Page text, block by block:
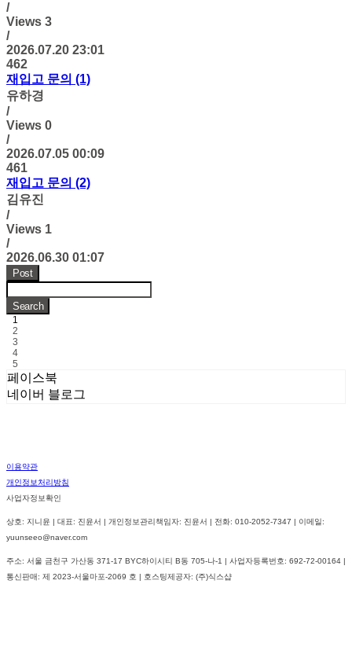
/
Views 3
/
2026.07.20 23:01
462
재입고 문의 (1)
유하경
/
Views 0
/
2026.07.05 00:09
461
재입고 문의 (2)
김유진
/
Views 1
/
2026.06.30 01:07
Post
Search
1
2
3
4
5
페이스북
네이버 블로그
이용약관
개인정보처리방침
사업자정보확인
상호: 지니윤 | 대표: 진윤서 | 개인정보관리책임자: 진윤서 | 전화: 010-2052-7347 | 이메일:
yuunseeo@naver.com
주소: 서울 금천구 가산동 371-17 BYC하이시티 B동 705-나-1 | 사업자등록번호: 692-72-00164 |
통신판매: 제 2023-서울마포-2069 호 | 호스팅제공자: (주)식스샵